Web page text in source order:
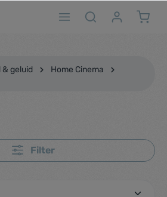
& geluid
Home Cinema
Filter